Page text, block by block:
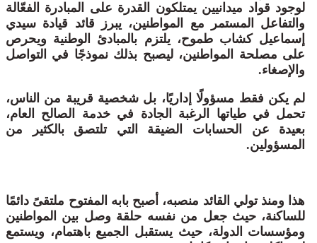
لوجود قواد ميدانيين يمتلكون القدرة على المبادرة الفعّالة
والتفاعل المستمر مع المواطنين، يبرز قائد قيادة سيدي
إسماعيل كشاب طموح، يلتزم بالمبادئ الوطنية ويحرص
على مصلحة المواطنين، ليصبح بذلك نموذجًا في التواصل
والإصغاء.
لم يكن فقط مسؤولًا إداريًا، بل شخصية قريبة من الناس،
تحمل في طياتها الرغبة الجادة في خدمة الصالح العام،
بعيدة عن الحسابات الضيقة التي تلتصق بالكثير من
المسؤولين.
هذا ومنذ تولي القائد منصبه، أصبح بابه المفتوح ملتقىً دائمًا
للساكنة، حيث جعل من نفسه حلقة وصل بين المواطنين
ومؤسسات الدولة، حيث يستقبل الجميع باهتمام، ويستمع